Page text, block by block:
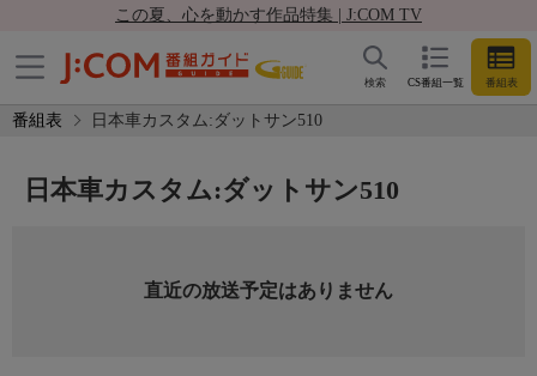
この夏、心を動かす作品特集 | J:COM TV
CS番組一覧 番組表
検索
番組表 日本車カスタム:ダットサン510
日本車カスタム:ダットサン510
直近の放送予定はありません